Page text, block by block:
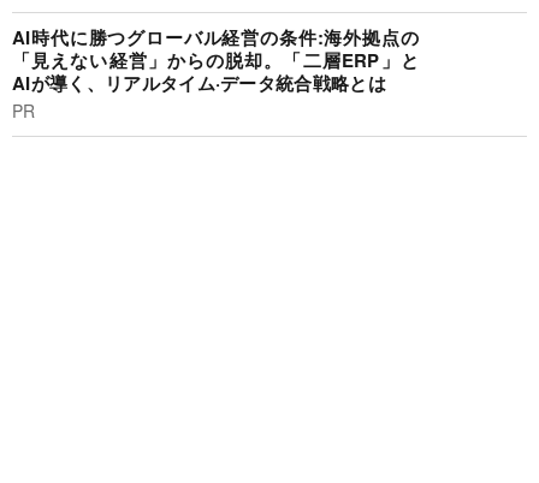
AI時代に勝つグローバル経営の条件:海外拠点の
「見えない経営」からの脱却。「二層ERP」と
AIが導く、リアルタイム·データ統合戦略とは
PR